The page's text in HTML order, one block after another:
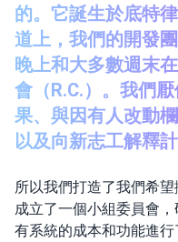
的。它誕生於底特
道上，我們的開發
晚上和大多數週末
會（R.C.）。我們
果、與因有人改動
以及向新志工解釋
所以我們打造了我們希
成立了一個小組委員會
有系統的成本和功能進